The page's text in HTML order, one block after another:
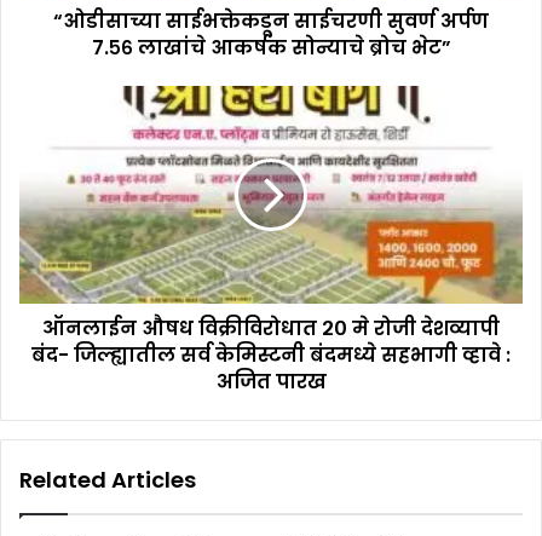
“ओडीसाच्या साईभक्तेकडून साईचरणी सुवर्ण अर्पण
७.५६ लाखांचे आकर्षक सोन्याचे ब्रोच भेट”
ऑनलाईन औषध विक्रीविरोधात २० मे रोजी देशव्यापी
बंद- जिल्ह्यातील सर्व केमिस्टनी बंदमध्ये सहभागी व्हावे :
अजित पारख
Related Articles